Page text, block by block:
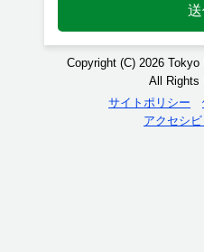
Copyright (C) 2026 Tokyo
All Rights
サイトポリシー
アクセシ